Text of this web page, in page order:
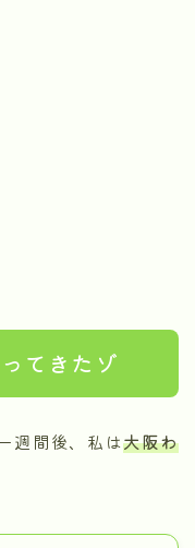
てきたゾ
週間後、私は大阪わ